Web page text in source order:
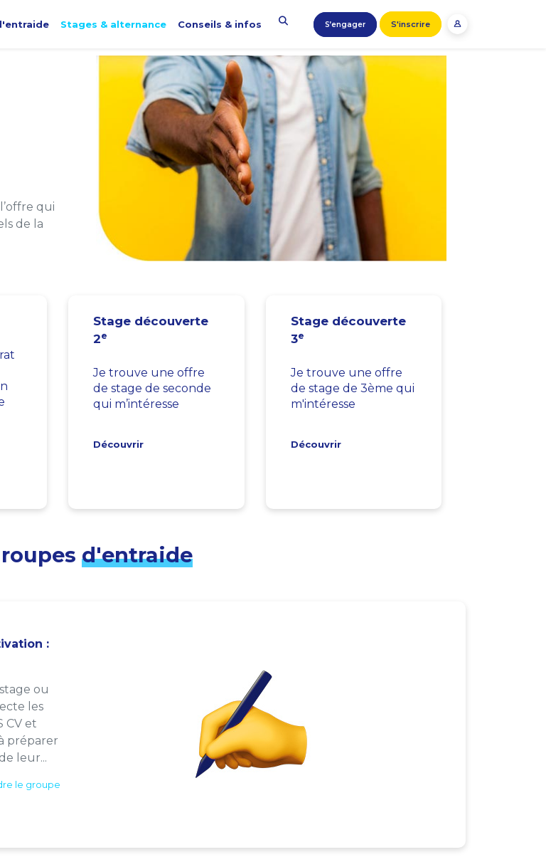
Stages & alternance Conseils & infos S’engager S'inscrire
qui
de la
Stage découverte
2e
Je trouve une offre
de stage de seconde
qui m’intéresse
Découvrir
Stage découverte
3e
Je trouve une offre
de stage de 3ème qui
m'intéresse
Découvrir
d'entraide
:
ou
les
CV et
préparer
leur...
le groupe